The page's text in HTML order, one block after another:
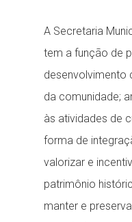
A Secretaria
tem a função de
desenvolvimento
da comunidade;
às atividades de
forma de
valorizar e
patrimônio
manter e